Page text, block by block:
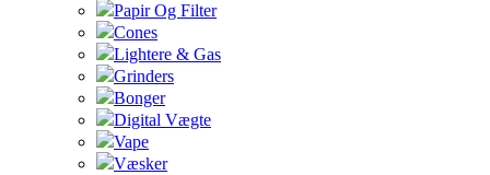
Papir Og Filter
Cones
Lightere & Gas
Grinders
Bonger
Digital Vægte
Vape
Væsker